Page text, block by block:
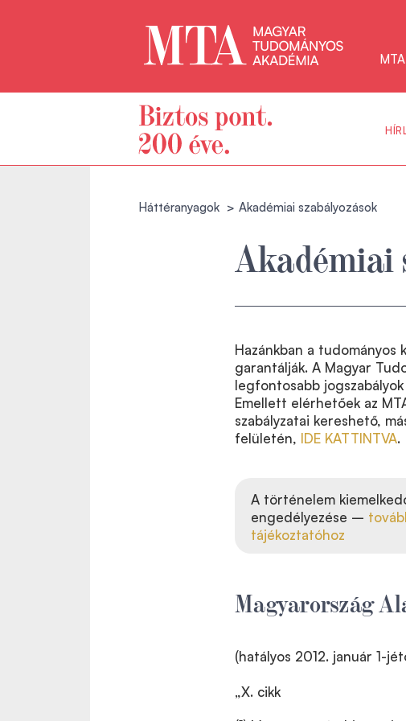
MTA
Háttéranyagok Akadémiai szabályozások
Akadémiai
Hazánkban a tudományos
garantálják. A Magyar
legfontosabb
Emellett elérhetőek az
szabályzatai kereshető,
felületén, IDE KATTINTVA.
A történelem
engedélyezése –
tájékoztatóhoz
Magyarország
(hatályos 2012. január 1-
„X. cikk